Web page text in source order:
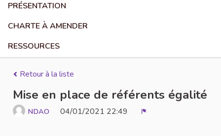
PRÉSENTATION
CHARTE À AMENDER
RESSOURCES
Retour à la liste
Mise en place de référents égalité
NDAO 04/01/2021 22:49